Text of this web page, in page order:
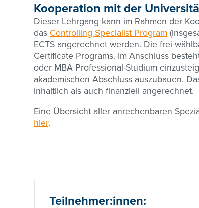
Kooperation mit der
Dieser Lehrgang kann im Rahmen der
das Controlling Specialist Program
ECTS angerechnet werden. Die frei
Certificate Programs. Im Anschluss
oder MBA Professional-Studium
akademischen Abschluss auszubauen.
inhaltlich als auch finanziell angerechnet.
Eine Übersicht aller anrechenbaren
hier.
Teilnehmer:innen: